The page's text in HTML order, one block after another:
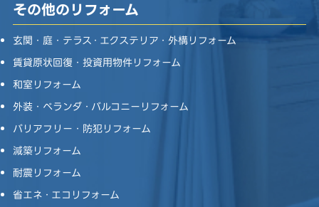
その他のリフォーム
玄関・庭・テラス・エクステリア・外構リフォーム
賃貸原状回復・投資用物件リフォーム
和室リフォーム
外装・ベランダ・バルコニーリフォーム
バリアフリー・防犯リフォーム
減築リフォーム
耐震リフォーム
省エネ・エコリフォーム